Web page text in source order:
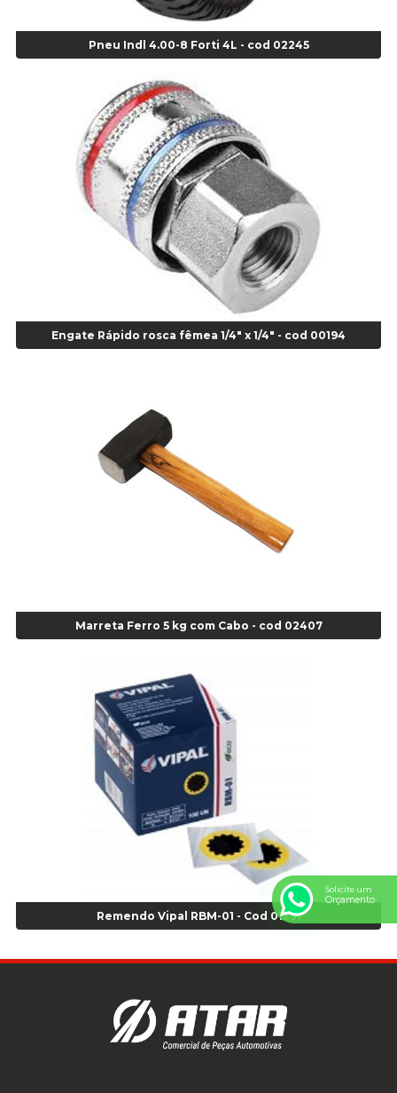
Agulha Inserto Pneu s/ câmara - Moto - cod 02973
Agulha para Aplicação Vipstem- Vipal - Cod 02558
Alicate Anéis Interno Reto 3.3/8 pol x 6.1/2 pol - cod 00977
Alicate Bico Curvo - Cod 01781
Alicate Bico Reto - Cod 02804
Alicate Bico Reto para Anéis Internos - Cod 00892
Alicate Bico Reto Tipo Telefone - Cod 02911
Alicate Bomba D Água - Cod 01326
Alicate Corte Diagonal - Cod 02138
Alicate Corte Frontal - Cod 02685
Alicate Corte Lateral Força Dupla - Cod 03105
Alicate de Corte Diagonal - cod 02138
Alicate para Anéis Externos Bico Reto - Gedore A2 - Cod 00894
Alicate para Anéis Externos com Bico Curvo - Gedore A21 - Cod 00895
Alicate para Anéis Internos Bico Curvo - Gedore J21 - Cod 00893
Alicate para Anéis Tipo Trava Câmbio 8134 Gedore - Cod 02008
Alicate para Balanceamento - Cod 03078
Alicate para trava de cambio 398 11" - Corneta - Cod 03113
Anel Centralizador Fiat 4 pçs - Amarelo - Cod 00517
Anel Centralizador GM 4 pçs - Azul - Cod 00519
Anel Centralizador Honda 4 pçs - Vermelho - Cod 01465
Anel Centralizador Peugeot 4pçs - Branco - Cod 01466
Anel Centralizador Renault 4pçs - Marrom - Cod 01467
Anel Centralizador Toyota 4pçs - Preto - Cod 01335
Anel Centralizador VW 4pçs - Laranja - Cod 00520
Anel de vedação Jumbo OR-224 TG - Cod: 03749
Anel de vedação Jumbo OR-449 Cod: 03752
Anel p/ montagem de pneu s/cam aro 22,5 - Cod 00166
Anel para Montagem do Pneu Sem Câmara Aro 24,5 - Cod 02935
Anel para Vedação OR 325 - Cod 03390
Anel para Vedação OR 329 - Cod 01769
Anel para Vedação OR 333 - Cod 01770
Anel para Vedação OR 335 Importado - Cod 01771
Anel para Vedação OR 339 - Cod 01772
Pneu Indl 4.00-8 Forti 4L - cod 02245
Engate Rápido rosca fêmea 1/4" x 1/4" - cod 00194
Marreta Ferro 5 kg com Cabo - cod 02407
Remendo Vipal RBM-01 - Cod 01231
Solicite um
Orçamento